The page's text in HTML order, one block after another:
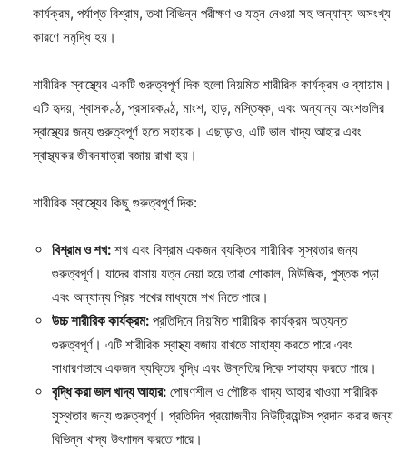
কার্যক্রম, পর্যাপ্ত বিশ্রাম, তথা বিভিন্ন পরীক্ষণ ও যত্ন নেওয়া সহ অন্যান্য অসংখ্য
কারণে সমৃদ্ধি হয়।
শারীরিক স্বাস্থ্যের একটি গুরুত্বপূর্ণ দিক হলো নিয়মিত শারীরিক কার্যক্রম ও ব্যায়াম।
এটি হৃদয়, শ্বাসকণ্ঠ, প্রসারকণ্ঠ, মাংশ, হাড়, মস্তিষ্ক, এবং অন্যান্য অংশগুলির
স্বাস্থ্যের জন্য গুরুত্বপূর্ণ হতে সহায়ক। এছাড়াও, এটি ভাল খাদ্য আহার এবং
স্বাস্থ্যকর জীবনযাত্রা বজায় রাখা হয়।
শারীরিক স্বাস্থ্যের কিছু গুরুত্বপূর্ণ দিক:
বিশ্রাম ও শখ: শখ এবং বিশ্রাম একজন ব্যক্তির শারীরিক সুস্থতার জন্য
গুরুত্বপূর্ণ। যাদের বাসায় যত্ন নেয়া হয়ে তারা শোকাল, মিউজিক, পুস্তক পড়া
এবং অন্যান্য প্রিয় শখের মাধ্যমে শখ নিতে পারে।
উচ্চ শারীরিক কার্যক্রম: প্রতিদিনে নিয়মিত শারীরিক কার্যক্রম অত্যন্ত
গুরুত্বপূর্ণ। এটি শারীরিক স্বাস্থ্য বজায় রাখতে সাহায্য করতে পারে এবং
সাধারণভাবে একজন ব্যক্তির বৃদ্ধি এবং উন্নতির দিকে সাহায্য করতে পারে।
বৃদ্ধি করা ভাল খাদ্য আহার: পোষণশীল ও পৌষ্টিক খাদ্য আহার খাওয়া শারীরিক
সুস্থতার জন্য গুরুত্বপূর্ণ। প্রতিদিন প্রয়োজনীয় নিউট্রিয়েন্টস প্রদান করার জন্য
বিভিন্ন খাদ্য উৎপাদন করতে পারে।